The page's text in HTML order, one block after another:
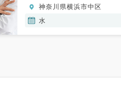
神奈川県横浜市中区
水